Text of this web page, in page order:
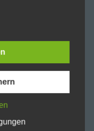
über die ihnen
Verantwortlicher
möglichst
Internetseite
Daten
Internetbasierte
kann. Aus